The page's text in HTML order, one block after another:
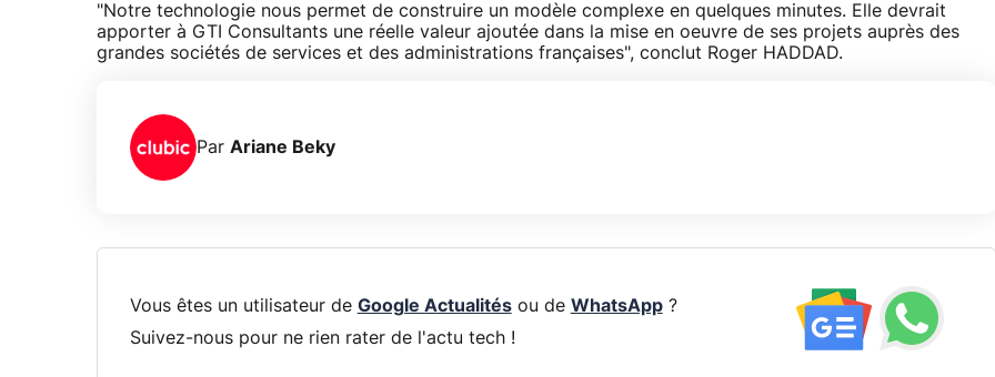
"Notre technologie nous permet de construire un modèle complexe en quelques minutes. Elle devrait
apporter à GTI Consultants une réelle valeur ajoutée dans la mise en oeuvre de ses projets auprès des
grandes sociétés de services et des administrations françaises", conclut Roger HADDAD.
Par Ariane Beky
Vous êtes un utilisateur de Google Actualitésou de WhatsApp?
Suivez-nous pour ne rien rater de l'actu tech !